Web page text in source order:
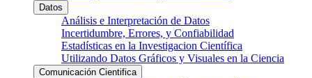
Datos
Análisis e Interpretación de Datos
Incertidumbre, Errores, y Confiabilidad
Estadísticas en la Investigacion Científica
Utilizando Datos Gráficos y Visuales en la Ciencia
Comunicación Cientifica